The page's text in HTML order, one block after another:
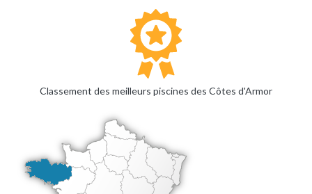
Classement des meilleurs piscines des Côtes d'Armor